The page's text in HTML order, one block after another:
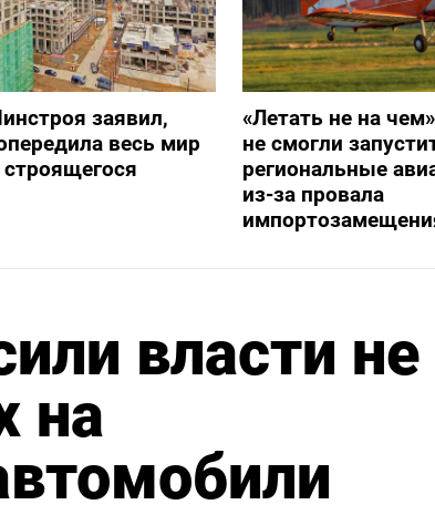
заявил,
весь мир
«Летать не на
не смогли
региональные
из-за провала
власти не
на